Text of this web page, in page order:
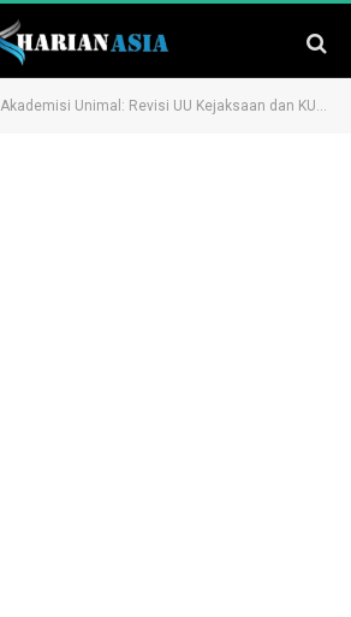
Akademisi Unimal: Revisi UU Kejaksaan dan KUHAP bukan Mengkerdilkan Institusi Penegak Hukum Lainnya